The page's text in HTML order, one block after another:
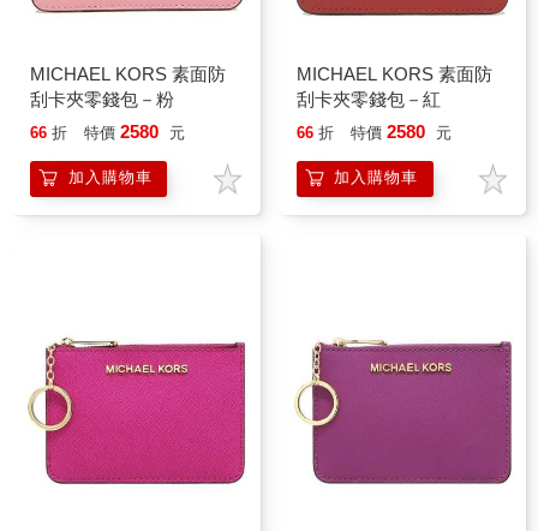
MICHAEL KORS 素面防
刮卡夾零錢包－粉
66 折 特價 2580 元
加入購物車
MICHAEL KORS 素面防
刮卡夾零錢包－紅
66 折 特價 2580 元
加入購物車